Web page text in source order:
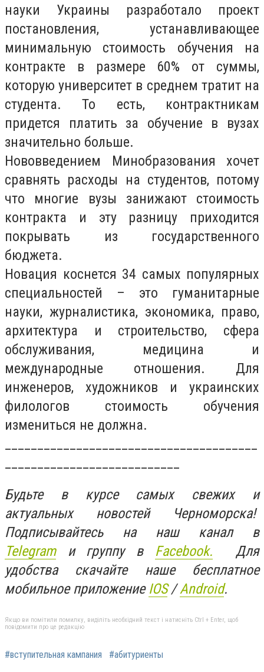
науки Украины разработало проект
постановления, устанавливающее
минимальную стоимость обучения на
контракте в размере 60% от суммы,
которую университет в среднем тратит на
студента. То есть, контрактникам
придется платить за обучение в вузах
значительно больше.
Нововведением Минобразования хочет
сравнять расходы на студентов, потому
что многие вузы занижают стоимость
контракта и эту разницу приходится
покрывать из государственного
бюджета.
Новация коснется 34 самых популярных
специальностей – это гуманитарные
науки, журналистика, экономика, право,
архитектура и строительство, сфера
обслуживания, медицина и
международные отношения. Для
инженеров, художников и украинских
филологов стоимость обучения
измениться не должна.
Будьте в курсе самых свежих и
актуальных новостей Черноморска!
Подписывайтесь на наш канал в
Telegramи группу в Facebook. Для
удобства скачайте наше бесплатное
мобильное приложение IOS/Android.
Якщо ви помітили помилку, виділіть необхідний текст і натисніть Ctrl + Enter, щоб
повідомити про це редакцію
#вступительная кампания #абитуриенты